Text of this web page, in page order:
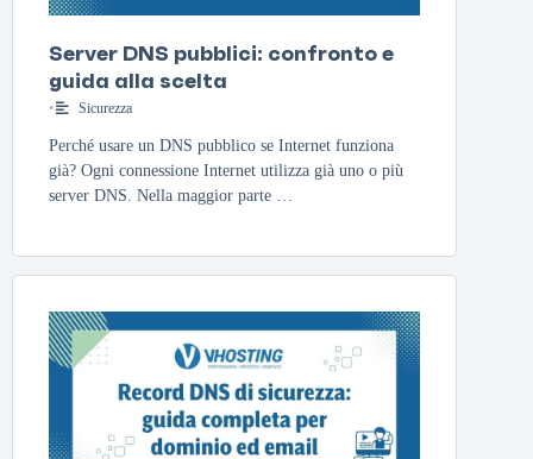
Server DNS pubblici: confronto e
guida alla scelta
• Sicurezza
Perché usare un DNS pubblico se Internet funziona
già? Ogni connessione Internet utilizza già uno o più
server DNS. Nella maggior parte …